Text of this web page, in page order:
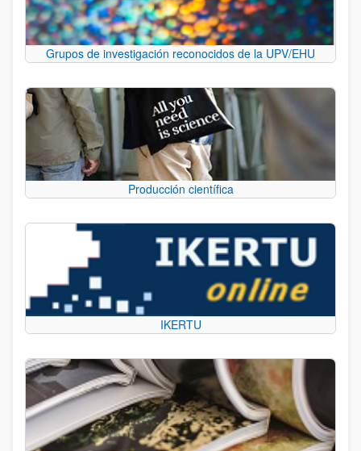
Grupos de investigación reconocidos de la UPV/EHU
Producción científica
IKERTU